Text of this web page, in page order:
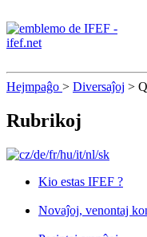
Hejmpaĝo > Diversaĵoj >
Rubrikoj
Kio estas IFEF ?
Novaĵoj, venontaj